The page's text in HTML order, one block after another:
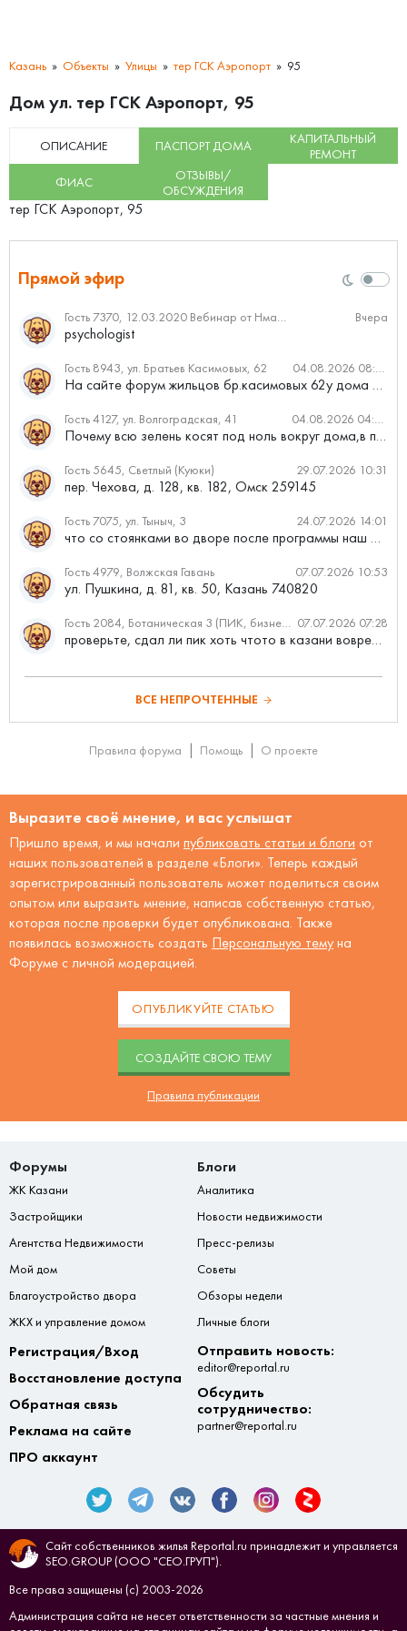
Казань Объекты Улицы тер ГСК Аэропорт 95
Дом ул. тер ГСК Аэропорт, 95
ОПИСАНИЕ ПАСПОРТ ДОМА
КАПИТАЛЬНЫЙ
РЕМОНТ
ФИАС
ОТЗЫВЫ/
ОБСУЖДЕНИЯ
тер ГСК Аэропорт, 95
Прямой эфир
Гость 7370, 12.03.2020 Вебинар от Нмаркет.ПРО: «Актуальное об ипотеке: что нужно знать» Вчера
psychologist
Гость 8943, ул. Братьев Касимовых, 62 04.08.2026 08:34
На сайте форум жильцов бр.касимовых 62у дома растут красивые...
Гость 4127, ул. Волгоградская, 41 04.08.2026 04:46
Почему всю зелень косят под ноль вокруг дома,в полисадниках....
Гость 5645, Светлый (Куюки) 29.07.2026 10:31
пер. Чехова, д. 128, кв. 182, Омск 259145
Гость 7075, ул. Тыныч, 3 24.07.2026 14:01
что со стоянками во дворе после программы наш двор
Гость 4979, Волжская Гавань 07.07.2026 10:53
ул. Пушкина, д. 81, кв. 50, Казань 740820
Гость 2084, Ботаническая 3 (ПИК, бизнес-класс) 07.07.2026 07:28
проверьте, сдал ли пик хоть чтото в казани вовремя?
ВСЕ НЕПРОЧТЕННЫЕ
Правила форума Помощь О проекте
Выразите своё мнение, и вас услышат
Пришло время, и мы начали публиковать статьи и блоги от
наших пользователей в разделе «Блоги». Теперь каждый
зарегистрированный пользователь может поделиться своим
опытом или выразить мнение, написав собственную статью,
которая после проверки будет опубликована. Также
появилась возможность создать Персональную тему на
Форуме с личной модерацией.
ОПУБЛИКУЙТЕ СТАТЬЮ
CОЗДАЙТЕ СВОЮ ТЕМУ
Правила публикации
Форумы
ЖК Казани
Застройщики
Агентства Недвижимости
Мой дом
Благоустройство двора
ЖКХ и управление домом
Блоги
Аналитика
Новости недвижимости
Пресс-релизы
Советы
Обзоры недели
Личные блоги
Регистрация/Вход
Восстановление доступа
Обратная связь
Реклама на сайте
ПРО аккаунт
Отправить новость:
editor@reportal.ru
Обсудить
сотрудничество:
partner@reportal.ru
Сайт собственников жилья Reportal.ru принадлежит и управляется
SEO.GROUP (ООО "СЕО.ГРУП").
Все права защищены (с) 2003-2026
Администрация сайта не несет ответственности за частные мнения и